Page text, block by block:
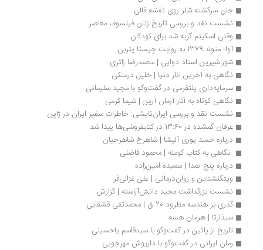
جان سرگشته‌ شلر روی نقشه قالی
نشست نقد و بررسی تاریخ زنان فیلسوف معاصر
وقتی اسکیتم گربه شد برای کودکان
آوا- متولد 1379 به روایت چیستا یثربی
شور شیرین استاد دوایی | محمدرضا زائری
نگاهی به آخرین انار دنیا | خلیل درمنکی
سرمایه‌داری پلتفرمی در گفت‌وگو با مجید سلیمانی‌
نگاهی کوتاه به آثار آرمان آرین | شیما کرمی
نشست نقد و بررسی ایران‌تایشی: خاطرات سفیر ایران در ژاپن
عرفان گمشده در 13:60 در کتابفروشی‌ها پیدا شد
درباره حسد یوری آلیشا | شاهرخ شاهرخیان
نگاهی به کتاب کومله | محمود فاضلی
درباره پنج صدا | سعیده امین‌زاده
ویتگنشتاین و روان‌درمانی | علی غزالی‌فر
نشست بزرگداشت مجید دانش‎آراسته | گزارش
گذری بر هندسه مطرود 20 ق | محمدتقی قشقایی
سیذارتا | هرمان هسه
تاریخ از پائین در گفت‌وگو با سیدقاسم یاحسینی
رمان ایرانی در گفت‌وگو با داریوش مهرجویی